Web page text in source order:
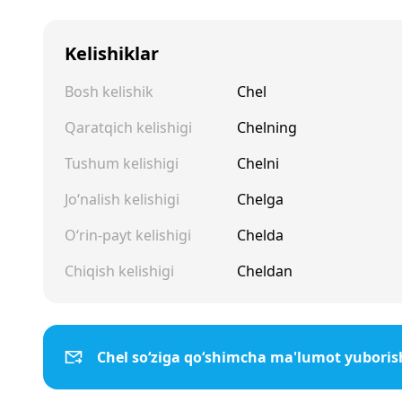
Kelishiklar
Bosh kelishik
Chel
Qaratqich kelishigi
Chelning
Tushum kelishigi
Chelni
Jo‘nalish kelishigi
Chelga
O‘rin-payt kelishigi
Chelda
Chiqish kelishigi
Cheldan
Chel so‘ziga qo‘shimcha ma'lumot